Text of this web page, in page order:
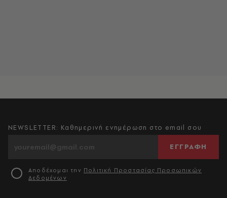
NEWSLETTER: Καθημερινή ενημέρωση στο email σου
ΕΓΓΡΑΦΗ
Αποδέχομαι την Πολιτική Προστασίας Προσωπικών
Δεδομένων